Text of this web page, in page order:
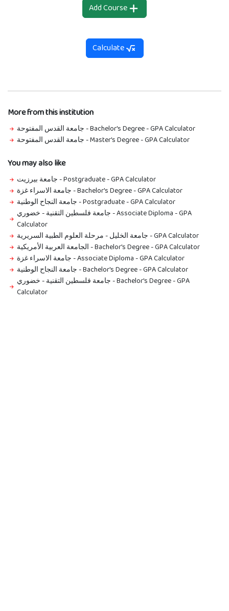
Add Course
Calculate
More from this institution
جامعة القدس المفتوحة - Bachelor's Degree-GPA Calculator
جامعة القدس المفتوحة - Master's Degree-GPA Calculator
You may also like
جامعة بيرزيت - Postgraduate-GPA Calculator
جامعة الاسراء غزة - Bachelor's Degree-GPA Calculator
جامعة النجاح الوطنية - Postgraduate-GPA Calculator
جامعة فلسطين التقنية - خضوري - Associate Diploma-GPA
Calculator
جامعة الخليل - مرحلة العلوم الطبية السريرية-GPA Calculator
الجامعة العربية الأمريكية - Bachelor's Degree-GPA Calculator
جامعة الاسراء غزة - Associate Diploma-GPA Calculator
جامعة النجاح الوطنية - Bachelor's Degree-GPA Calculator
جامعة فلسطين التقنية - خضوري - Bachelor's Degree-GPA
Calculator